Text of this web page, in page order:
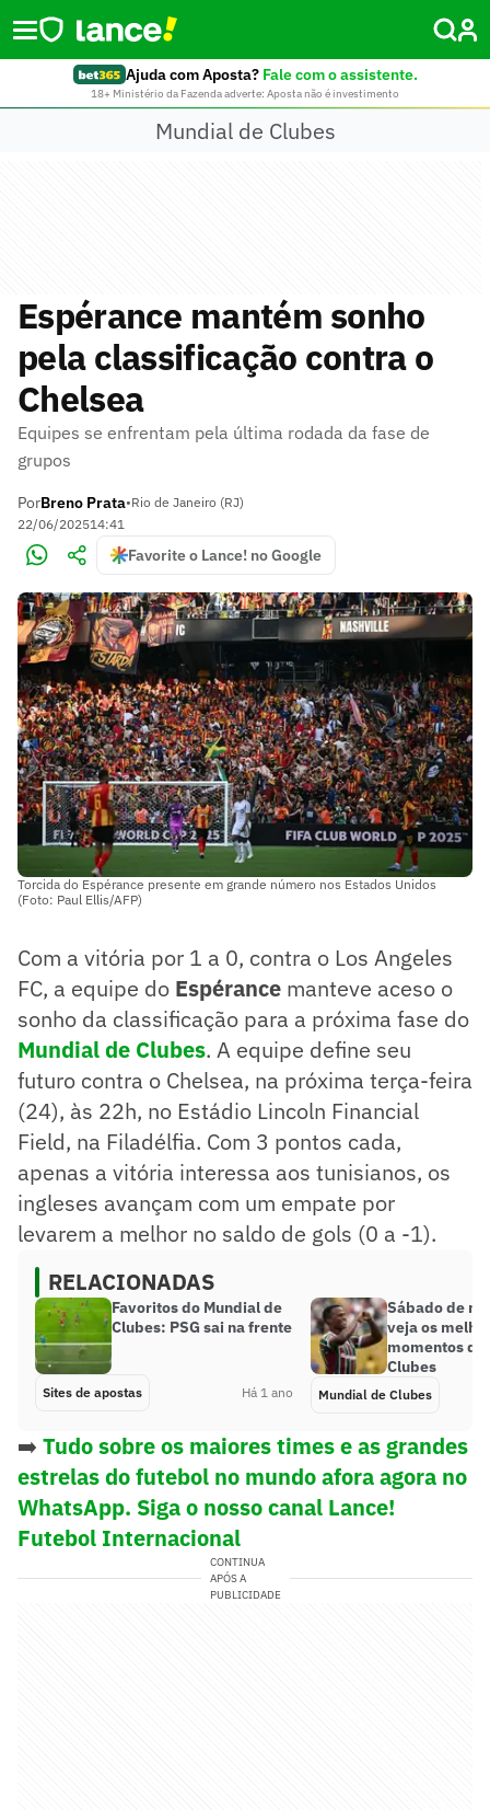
Ajuda com Aposta? Fale com o assistente.
18+ Ministério da Fazenda adverte: Aposta não é investimento
Mundial de Clubes
Espérance mantém sonho
pela classificação contra o
Chelsea
Equipes se enfrentam pela última rodada da fase de
grupos
PorBreno Prata•Rio de Janeiro (RJ)
22/06/202514:41
Favorite o Lance! no Google
Torcida do Espérance presente em grande número nos Estados Unidos
(Foto: Paul Ellis/AFP)
Com a vitória por 1 a 0, contra o Los Angeles
FC, a equipe do Espérance manteve aceso o
sonho da classificação para a próxima fase do
Mundial de Clubes. A equipe define seu
futuro contra o Chelsea, na próxima terça-feira
(24), às 22h, no Estádio Lincoln Financial
Field, na Filadélfia. Com 3 pontos cada,
apenas a vitória interessa aos tunisianos, os
ingleses avançam com um empate por
levarem a melhor no saldo de gols (0 a -1).
RELACIONADAS
Favoritos do Mundial de
Clubes: PSG sai na frente
Sites de apostas Há 1 ano
Sábado de
veja os
momentos do
Clubes
Mundial de Clubes
➡️ Tudo sobre os maiores times e as grandes
estrelas do futebol no mundo afora agora no
WhatsApp. Siga o nosso canal Lance!
Futebol Internacional
CONTINUA
APÓS A
PUBLICIDADE